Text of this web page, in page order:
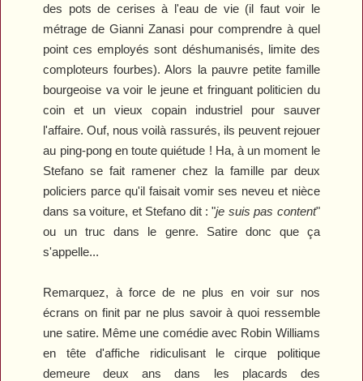
des pots de cerises à l'eau de vie (il faut voir le
métrage de Gianni Zanasi pour comprendre à quel
point ces employés sont déshumanisés, limite des
comploteurs fourbes). Alors la pauvre petite famille
bourgeoise va voir le jeune et fringuant politicien du
coin et un vieux copain industriel pour sauver
l'affaire. Ouf, nous voilà rassurés, ils peuvent rejouer
au ping-pong en toute quiétude ! Ha, à un moment le
Stefano se fait ramener chez la famille par deux
policiers parce qu'il faisait vomir ses neveu et nièce
dans sa voiture, et Stefano dit : "je suis pas content"
ou un truc dans le genre. Satire donc que ça
s'appelle...
Remarquez, à force de ne plus en voir sur nos
écrans on finit par ne plus savoir à quoi ressemble
une satire. Même une comédie avec Robin Williams
en tête d'affiche ridiculisant le cirque politique
demeure deux ans dans les placards des